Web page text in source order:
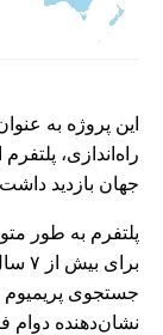
راه‌اندازی،
جهان بازدید
جستجوی پریمیوم
نشان‌دهنده دوام